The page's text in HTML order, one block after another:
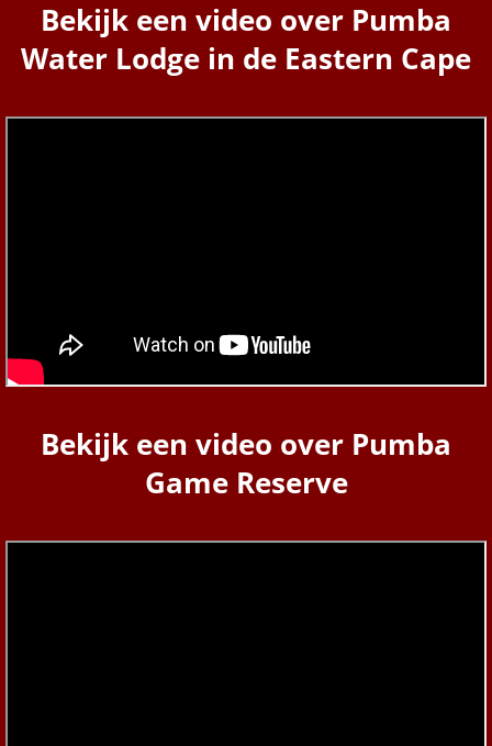
Bekijk een video over Pumba
Water Lodge in de Eastern Cape
Bekijk een video over Pumba
Game Reserve